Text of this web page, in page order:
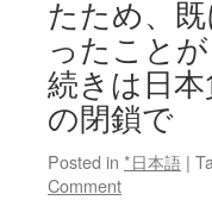
たため、
ったこと
続きは日
の閉鎖で
Posted in *日本語 |
Comment